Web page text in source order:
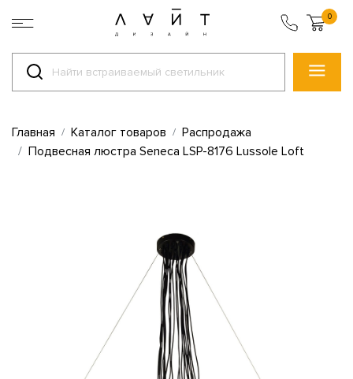
0
Главная Каталог товаров
Распродажа
Подвесная люстра Seneca LSP-8176 Lussole Loft